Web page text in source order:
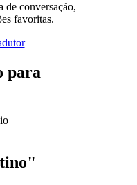
de conversação,
favoritas.
para